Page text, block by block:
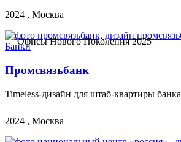
2024 , Москва
Офисы Нового Поколения 2025
Банки
Промсвязьбанк
Timeless-дизайн для штаб-квартиры банка
2024 , Москва